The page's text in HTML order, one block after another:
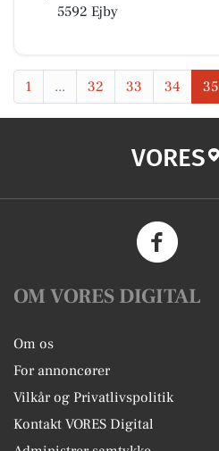
5592 Ejby
1 ... 32 33 34 35
VORES
OM VORES DIGITAL
Om os
For annoncører
Vilkår og Privatlivspolitik
Kontakt VORES Digital